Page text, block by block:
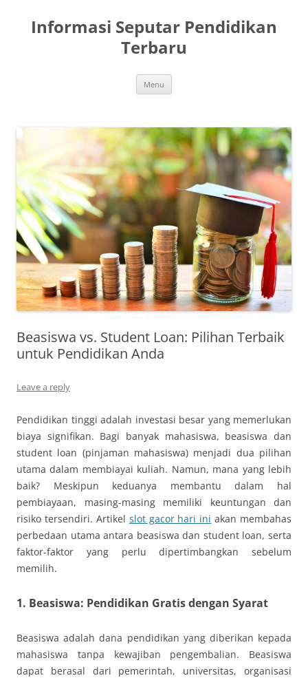
content
Informasi Seputar Pendidikan
Terbaru
Menu
Beasiswa vs. Student Loan: Pilihan Terbaik
untuk Pendidikan Anda
Leave a reply
Pendidikan tinggi adalah investasi besar yang memerlukan
biaya signifikan. Bagi banyak mahasiswa, beasiswa dan
student loan (pinjaman mahasiswa) menjadi dua pilihan
utama dalam membiayai kuliah. Namun, mana yang lebih
baik? Meskipun keduanya membantu dalam hal
pembiayaan, masing-masing memiliki keuntungan dan
risiko tersendiri. Artikel slot gacor hari ini akan membahas
perbedaan utama antara beasiswa dan student loan, serta
faktor-faktor yang perlu dipertimbangkan sebelum
memilih.
1. Beasiswa: Pendidikan Gratis dengan Syarat
Beasiswa adalah dana pendidikan yang diberikan kepada
mahasiswa tanpa kewajiban pengembalian. Beasiswa
dapat berasal dari pemerintah, universitas, organisasi